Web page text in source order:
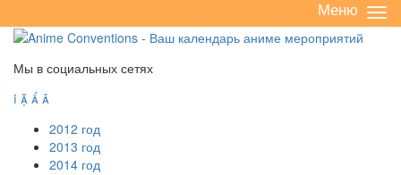
/
Меню
Мы в социальных сетях
   
2012 год
2013 год
2014 год